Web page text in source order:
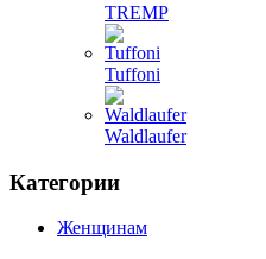
TREMP
Tuffoni
Waldlaufer
Категории
Женщинам